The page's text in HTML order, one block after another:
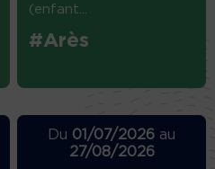
(enfant...
#Arès
Du 01/07/2026 au
27/08/2026